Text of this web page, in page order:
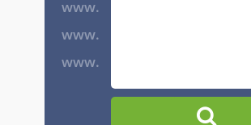
www.
www.
www.